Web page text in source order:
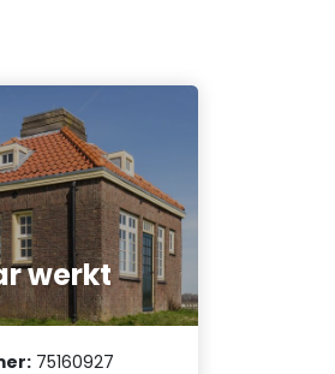
werkt
75160927